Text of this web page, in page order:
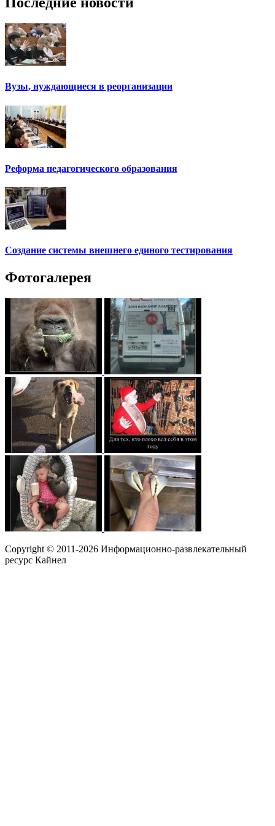
Вузы, нуждающиеся в реорганизации
Реформа педагогического образования
Создание системы внешнего единого тестирования
Фотогалерея
Copyright © 2011-2026 Информационно-развлекательный
ресурс Кайнел